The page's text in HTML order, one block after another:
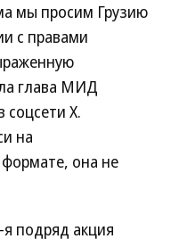
мы просим Грузию
с правами
глава МИД
X.
на
она не
подряд акция